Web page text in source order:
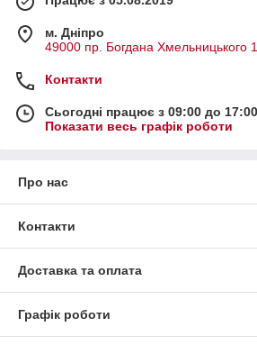
м. Дніпро
49000 пр. Богдана Хмельницького
Контакти
Сьогодні працює з 09:00 до 17:00
Показати весь графік роботи
Про нас
Контакти
Доставка та оплата
Графік роботи